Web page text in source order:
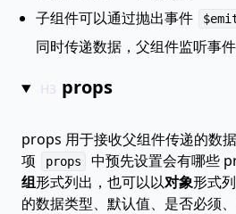
子组件可以通过抛出事件
同时传递数据，父组件监听事
props
props 用于接收父组件传递的数
项
props 中预先设置会有哪些
组形式列出，也可以以对象形式
的数据类型、默认值、是否必须、